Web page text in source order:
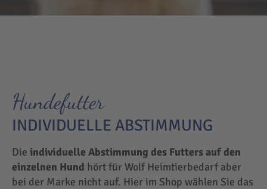
Hundefutter
INDIVIDUELLE ABSTIMMUNG
Die individuelle Abstimmung des Futters auf den
einzelnen Hund hört für Wolf Heimtierbedarf aber
bei der Marke nicht auf. Hier im Shop wählen Sie das